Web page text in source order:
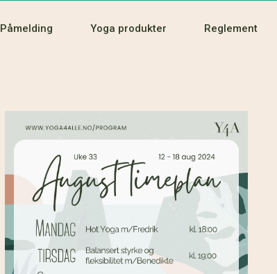
Påmelding Yoga produkter Reglement